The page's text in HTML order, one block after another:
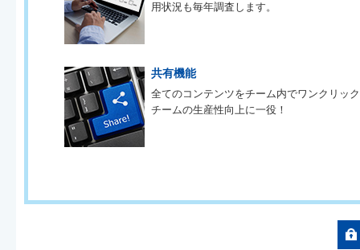
用状況も毎年調査します。
共有機能
全てのコンテンツをチーム内でワンクリッ
チームの生産性向上に一役！